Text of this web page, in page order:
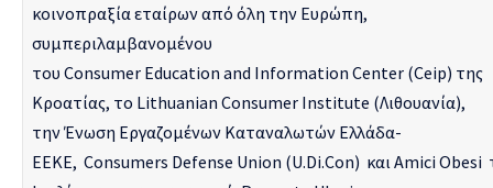
κοινοπραξία εταίρων από όλη την Ευρώπη,
συμπεριλαμβανομένου
του Consumer Education and Information Center (Ceip) της
Κροατίας, το Lithuanian Consumer Institute (Λιθουανία),
τηνΈνωση Εργαζομένων Καταναλωτών Ελλάδα-
ΕΕΚΕ, Consumers Defense Union (U.Di.Con) και Amici Obesi